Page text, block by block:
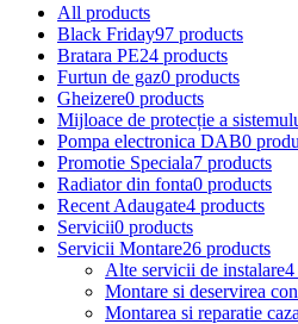
All products
Black Friday97 products
Bratara PE24 products
Furtun de gaz0 products
Gheizere0 products
Mijloace de protecție a
Pompa electronica DAB0
Promotie Speciala7 products
Radiator din fonta0 products
Recent Adaugate4 products
Servicii0 products
Servicii Montare26 products
Alte servicii de instalare4
Montare si deservirea
Montarea si reparatie